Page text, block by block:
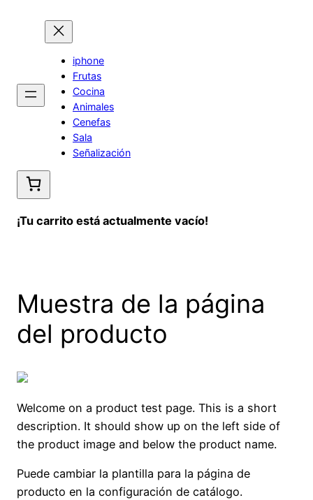
contenido
iphone
Frutas
Cocina
Animales
Cenefas
Sala
Señalización
¡Tu carrito está actualmente vacío!
Muestra de la página
del producto
Welcome on a product test page. This is a short
description. It should show up on the left side of
the product image and below the product name.
Puede cambiar la plantilla para la página de
producto en la configuración de catálogo.